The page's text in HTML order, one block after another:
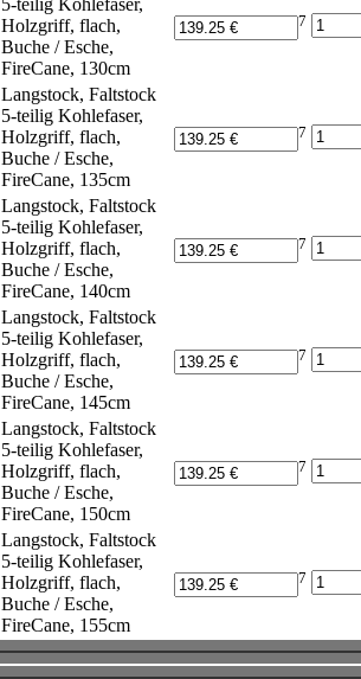
5-teilig Kohlefaser,
Holzgriff, flach,
Buche / Esche,
FireCane, 130cm
7
Langstock, Faltstock
5-teilig Kohlefaser,
Holzgriff, flach,
Buche / Esche,
FireCane, 135cm
7
Langstock, Faltstock
5-teilig Kohlefaser,
Holzgriff, flach,
Buche / Esche,
FireCane, 140cm
7
Langstock, Faltstock
5-teilig Kohlefaser,
Holzgriff, flach,
Buche / Esche,
FireCane, 145cm
7
Langstock, Faltstock
5-teilig Kohlefaser,
Holzgriff, flach,
Buche / Esche,
FireCane, 150cm
7
Langstock, Faltstock
5-teilig Kohlefaser,
Holzgriff, flach,
Buche / Esche,
FireCane, 155cm
7